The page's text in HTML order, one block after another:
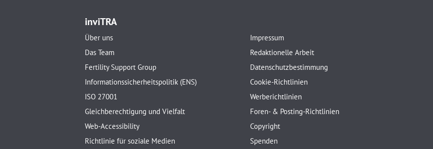
inviTRA
Über uns
Das Team
Fertility Support Group
Informationssicherheitspolitik (ENS)
ISO 27001
Gleichberechtigung und Vielfalt
Web-Accessibility
Richtlinie für soziale Medien
Impressum
Redaktionelle Arbeit
Datenschutzbestimmung
Cookie-Richtlinien
Werberichtlinien
Foren- & Posting-Richtlinien
Copyright
Spenden